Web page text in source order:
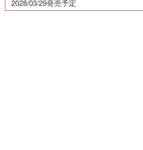
2028/03/29発売予定